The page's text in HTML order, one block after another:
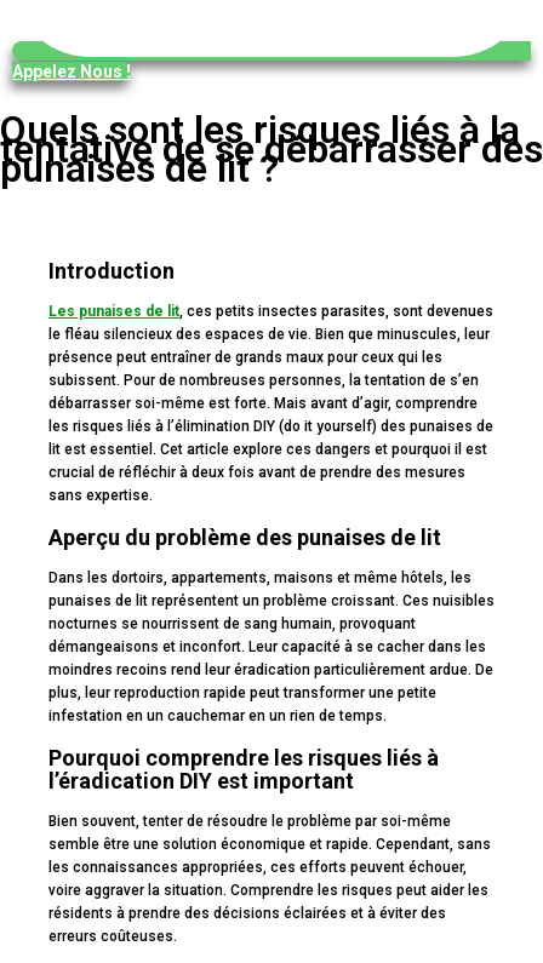
Appelez Nous !
Quels sont les risques liés à la
tentative de se débarrasser des
punaises de lit ?
Introduction
Les punaises de lit , ces petits insectes parasites, sont devenues
le fléau silencieux des espaces de vie. Bien que minuscules, leur
présence peut entraîner de grands maux pour ceux qui les
subissent. Pour de nombreuses personnes, la tentation de s’en
débarrasser soi-même est forte. Mais avant d’agir, comprendre
les risques liés à l’élimination DIY (do it yourself) des punaises de
lit est essentiel. Cet article explore ces dangers et pourquoi il est
crucial de réfléchir à deux fois avant de prendre des mesures
sans expertise.
Aperçu du problème des punaises de lit
Dans les dortoirs, appartements, maisons et même hôtels, les
punaises de lit représentent un problème croissant. Ces nuisibles
nocturnes se nourrissent de sang humain, provoquant
démangeaisons et inconfort. Leur capacité à se cacher dans les
moindres recoins rend leur éradication particulièrement ardue. De
plus, leur reproduction rapide peut transformer une petite
infestation en un cauchemar en un rien de temps.
Pourquoi comprendre les risques liés à
l’éradication DIY est important
Bien souvent, tenter de résoudre le problème par soi-même
semble être une solution économique et rapide. Cependant, sans
les connaissances appropriées, ces efforts peuvent échouer,
voire aggraver la situation. Comprendre les risques peut aider les
résidents à prendre des décisions éclairées et à éviter des
erreurs coûteuses.